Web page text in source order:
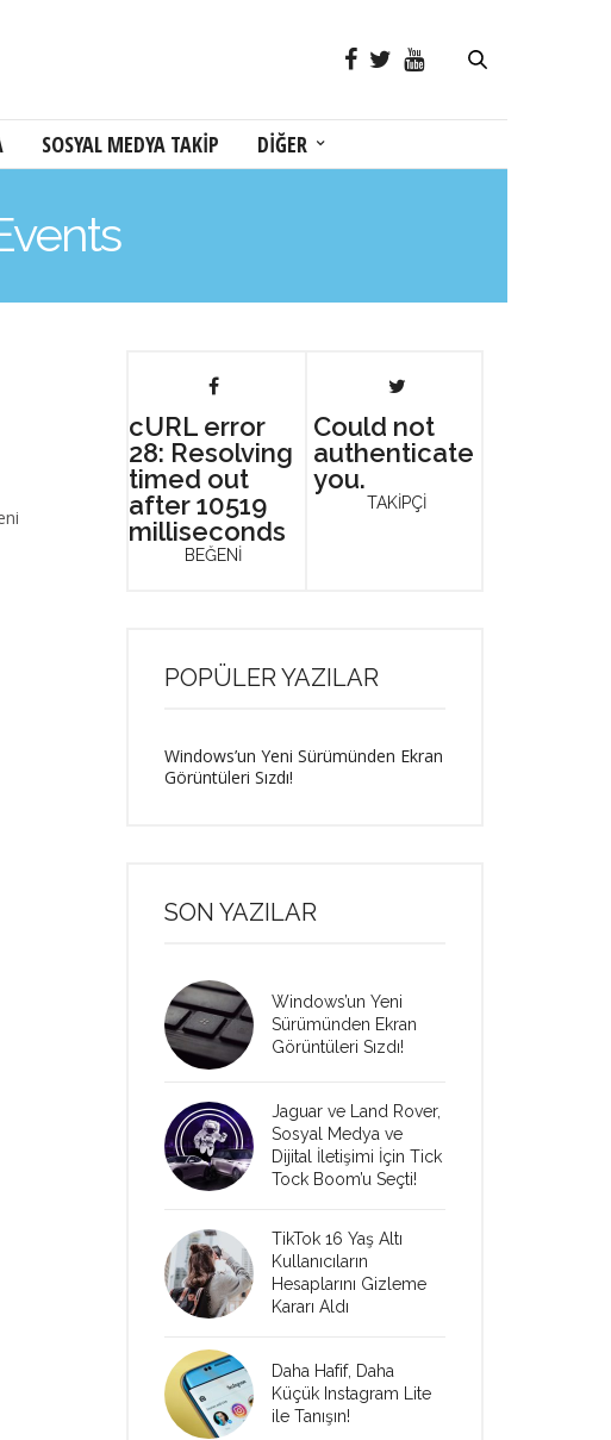
SOSYAL MEDYA TAKİP DİĞER
cURL error
28: Resolving
timed out
after 10519
milliseconds
BEĞENİ
Could not
authenticate
you.
TAKİPÇİ
POPÜLER YAZILAR
Windows’un Yeni Sürümünden Ekran
Görüntüleri Sızdı!
SON YAZILAR
Windows’un Yeni
Sürümünden Ekran
Görüntüleri Sızdı!
Jaguar ve Land Rover,
Sosyal Medya ve
Dijital İletişimi İçin Tick
Tock Boom’u Seçti!
TikTok 16 Yaş Altı
Kullanıcıların
Hesaplarını Gizleme
Kararı Aldı
Daha Hafif, Daha
Küçük Instagram Lite
ile Tanışın!